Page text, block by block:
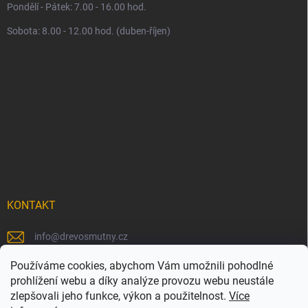
Používáme cookies, abychom Vám umožnili pohodlné
prohlížení webu a díky analýze provozu webu neustále
zlepšovali jeho funkce, výkon a použitelnost. Více
Pondělí - Pátek: 7.00 - 16.00 hod.
Sobota: 8.00 - 12.00 hod. (duben-říjen)
KONTAKT
info@drevosmutny.cz
+420 725 710 840
https://www.facebook.com/drevosmutny/